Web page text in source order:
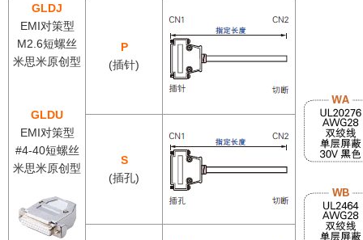
GLDJ
EMI对策型
M2.6短螺丝
米思米原创型
GLDU
EMI对策型
#4-40短螺丝
米思米原创型
P
(插针)
S
(插孔)